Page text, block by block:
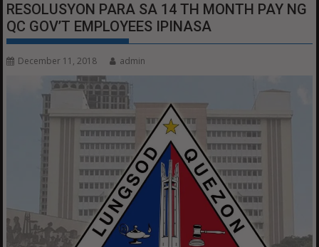
RESOLUSYON PARA SA 14 TH MONTH PAY NG
QC GOV’T EMPLOYEES IPINASA
December 11, 2018 admin